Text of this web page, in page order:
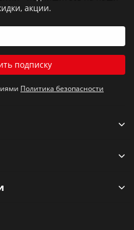
акции.
подписку
Политика безопасности